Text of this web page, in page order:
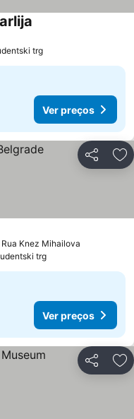
trg
Ver preços
Partilhar
Knez Mihailova
trg
Ver preços
Partilhar